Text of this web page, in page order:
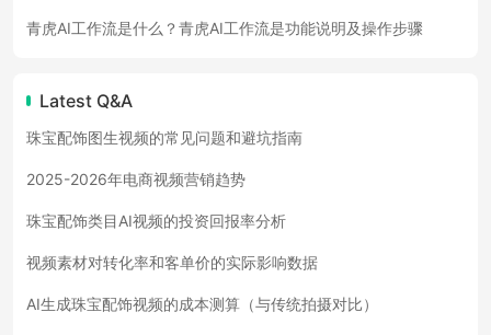
青虎AI工作流是什么？青虎AI工作流是功能说明及操作步骤
Latest Q&A
珠宝配饰图生视频的常见问题和避坑指南
2025-2026年电商视频营销趋势
珠宝配饰类目AI视频的投资回报率分析
视频素材对转化率和客单价的实际影响数据
AI生成珠宝配饰视频的成本测算（与传统拍摄对比）